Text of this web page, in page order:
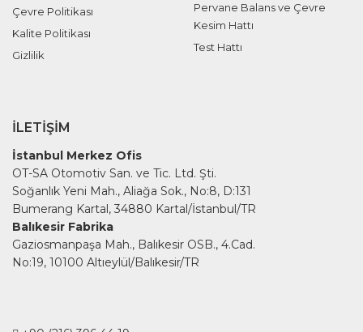
Çevre Politikası
Kalite Politikası
Gizlilik
Pervane Balans ve Çevre
Kesim Hattı
Test Hattı
İLETIŞIM
İstanbul Merkez Ofis
OT-SA Otomotiv San. ve Tic. Ltd. Şti.
Soğanlık Yeni Mah., Aliağa Sok., No:8, D:131
Bumerang Kartal, 34880 Kartal/İstanbul/TR
Balıkesir Fabrika
Gaziosmanpaşa Mah., Balıkesir OSB., 4.Cad.
No:19, 10100 Altıeylül/Balıkesir/TR